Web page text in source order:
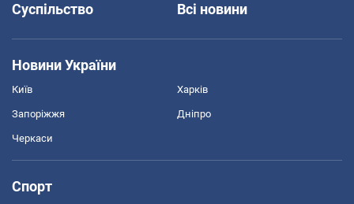
Суспільство
Всі новини
Новини України
Київ Харків
Запоріжжя Дніпро
Черкаси
Спорт